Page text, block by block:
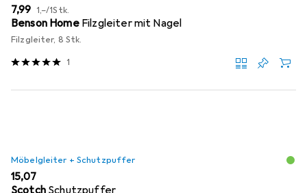
EUR
7,99 EUR
1,–/1Stk.
Benson Home Filzgleiter mit Nagel
Filzgleiter, 8 Stk.
1
Möbelgleiter + Schutzpuffer
EUR
15,07
Scotch Schutzpuffer